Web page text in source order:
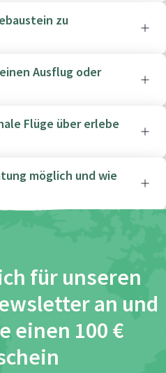
zu
Ausflug oder
Flüge über erlebe
möglich und wie
für unseren
an und
einen 100 €